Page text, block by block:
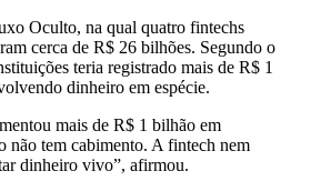
Oculto, na qual quatro fintechs
cerca de R$ 26 bilhões. Segundo o
teria registrado mais de R$ 1
dinheiro em espécie.
mais de R$ 1 bilhão em
não tem cabimento. A fintech nem
dinheiro vivo”, afirmou.